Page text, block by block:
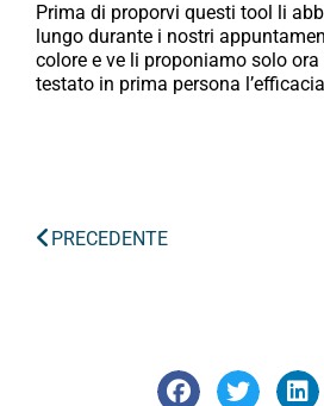
Prima di proporvi questi tool li
lungo durante i nostri
colore e ve li proponiamo solo
testato in prima persona
PRECEDENTE